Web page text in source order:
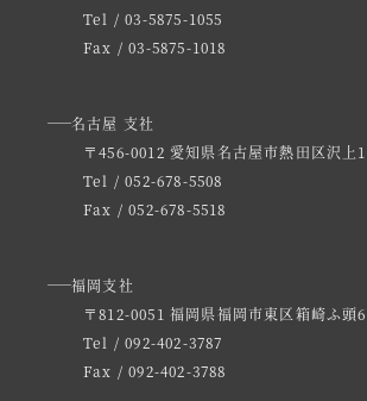
Tel / 03-5875-1055
Fax / 03-5875-1018
名古屋 支社
〒456-0012 愛知県名古屋市熱田区沢上
Tel / 052-678-5508
Fax / 052-678-5518
福岡支社
〒812-0051 福岡県福岡市東区箱崎ふ頭
Tel / 092-402-3787
Fax / 092-402-3788